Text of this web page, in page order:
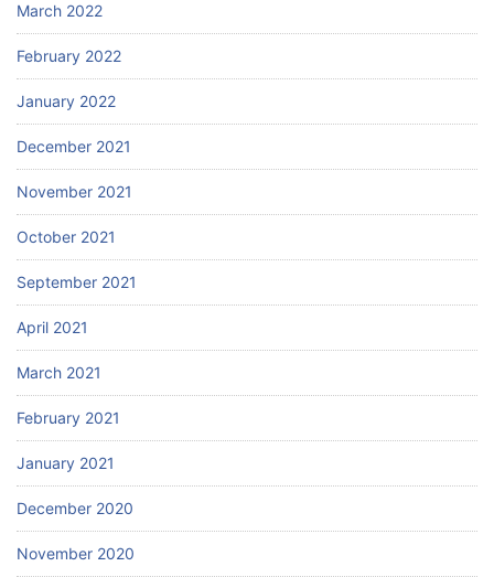
March 2022
February 2022
January 2022
December 2021
November 2021
October 2021
September 2021
April 2021
March 2021
February 2021
January 2021
December 2020
November 2020